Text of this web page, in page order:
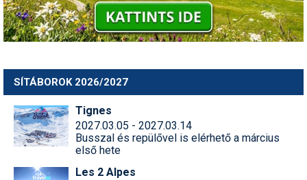
Történelem
Túrasí
Utasbiztosítás
Utazási tippek
Védőfelszerelés
SÍTÁBOROK 2026/2027
Tignes
2027.03.05 - 2027.03.14
Busszal és repülővel is elérhető a március
első hete
Les 2 Alpes